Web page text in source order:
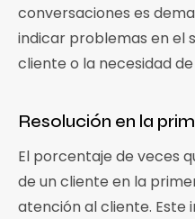
conversaciones es
indicar problemas en el
cliente o la necesidad
Resolución en la
El porcentaje de veces
de un cliente en la
atención al cliente. Este